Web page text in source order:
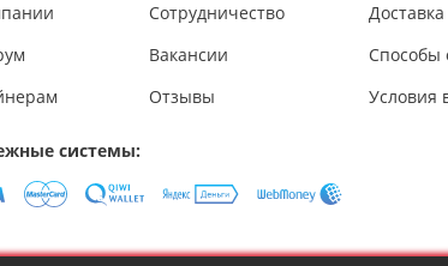
Сотрудничество
Вакансии
Отзывы
Доставка
Способы
Условия
системы: